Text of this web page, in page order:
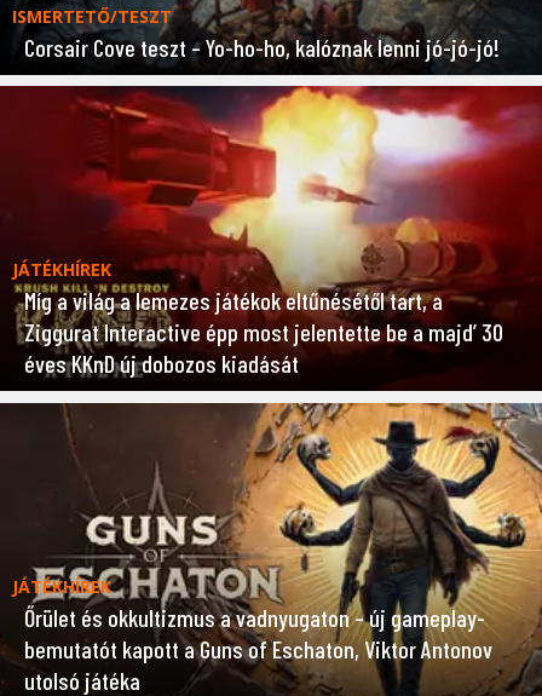
ISMERTETŐ/TESZT
Corsair Cove teszt – Yo-ho-ho, kalóznak lenni jó-jó-jó!
JÁTÉKHÍREK
Míg a világ a lemezes játékok eltűnésétől tart, a
Ziggurat Interactive épp most jelentette be a majd’ 30
éves KKnD új dobozos kiadását
JÁTÉKHÍREK
Őrület és okkultizmus a vadnyugaton – új gameplay-
bemutatót kapott a Guns of Eschaton, Viktor Antonov
utolsó játéka